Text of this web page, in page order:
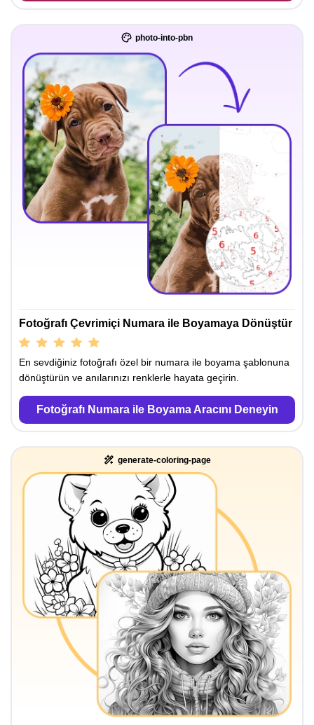
photo-into-pbn
Fotoğrafı Çevrimiçi Numara ile Boyamaya Dönüştür
En sevdiğiniz fotoğrafı özel bir numara ile boyama şablonuna
dönüştürün ve anılarınızı renklerle hayata geçirin.
Fotoğrafı Numara ile Boyama Aracını Deneyin
generate-coloring-page